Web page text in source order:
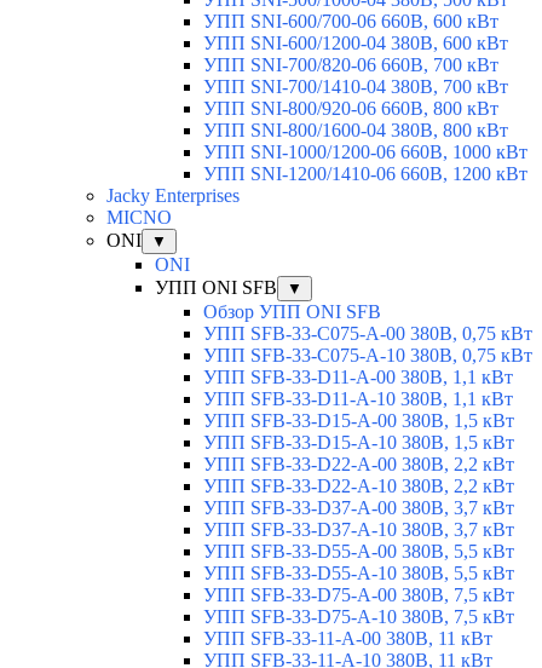
УПП SNI-600/700-06 660В, 600 кВт
УПП SNI-600/1200-04 380В, 600 кВт
УПП SNI-700/820-06 660В, 700 кВт
УПП SNI-700/1410-04 380В, 700 кВт
УПП SNI-800/920-06 660В, 800 кВт
УПП SNI-800/1600-04 380В, 800 кВт
УПП SNI-1000/1200-06 660В, 1000 кВт
УПП SNI-1200/1410-06 660В, 1200 кВт
Jacky Enterprises
MICNO
ONI
▼
ONI
УПП ONI SFB
▼
Обзор УПП ONI SFB
УПП SFB-33-C075-A-00 380В, 0,75 кВт
УПП SFB-33-C075-A-10 380В, 0,75 кВт
УПП SFB-33-D11-A-00 380В, 1,1 кВт
УПП SFB-33-D11-A-10 380В, 1,1 кВт
УПП SFB-33-D15-A-00 380В, 1,5 кВт
УПП SFB-33-D15-A-10 380В, 1,5 кВт
УПП SFB-33-D22-A-00 380В, 2,2 кВт
УПП SFB-33-D22-A-10 380В, 2,2 кВт
УПП SFB-33-D37-A-00 380В, 3,7 кВт
УПП SFB-33-D37-A-10 380В, 3,7 кВт
УПП SFB-33-D55-A-00 380В, 5,5 кВт
УПП SFB-33-D55-A-10 380В, 5,5 кВт
УПП SFB-33-D75-A-00 380В, 7,5 кВт
УПП SFB-33-D75-A-10 380В, 7,5 кВт
УПП SFB-33-11-A-00 380В, 11 кВт
УПП SFB-33-11-A-10 380В, 11 кВт